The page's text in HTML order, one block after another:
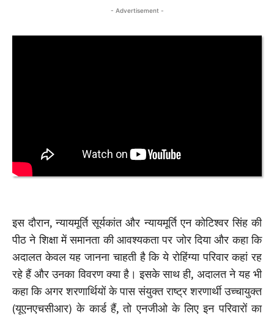
- Advertisement -
इस दौरान, न्यायमूर्ति सूर्यकांत और न्यायमूर्ति एन कोटिश्वर सिंह की
पीठ ने शिक्षा में समानता की आवश्यकता पर जोर दिया और कहा कि
अदालत केवल यह जानना चाहती है कि ये रोहिंग्या परिवार कहां रह
रहे हैं और उनका विवरण क्या है। इसके साथ ही, अदालत ने यह भी
कहा कि अगर शरणार्थियों के पास संयुक्त राष्ट्र शरणार्थी उच्चायुक्त
(यूएनएचसीआर) के कार्ड हैं, तो एनजीओ के लिए इन परिवारों का